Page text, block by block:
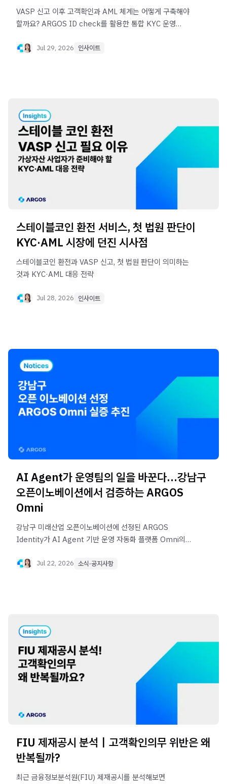
VASP 신고 이후 고객확인과 AML 체계는 어떻게 구축해야
할까요? ARGOS ID check를 활용한 통합 KYC 운영
Jul 29, 2026 인사이트
스테이블코인 환전 서비스, 첫 법원 판단이
KYC·AML 시장에 던진 시사점
스테이블코인 환전과 VASP 신고, 첫 법원 판단이 의미하는
것과 KYC·AML 대응 전략
Jul 28, 2026 인사이트
AI Agent가 운영팀의 일을 바꾼다…강남구
오픈이노베이션에서 검증하는 ARGOS
Omni
강남구 미래산업 오픈이노베이션에 선정된 ARGOS
Identity가 AI Agent 기반 운영 자동화 플랫폼 Omni의
KYB·AML 업무까지 AI Agent가 어떻게 운영팀을
Jul 22, 2026 소식·공지사항
FIU 제재공시 분석｜고객확인의무 위반은 왜
반복될까?
최근 금융정보분석원(FIU) 제재공시를 분석해보면